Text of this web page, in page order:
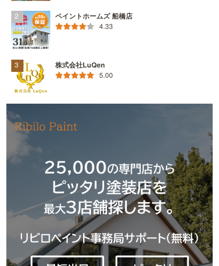
ペイントホームズ 船橋店
4.33
株式会社LuQen
5.00